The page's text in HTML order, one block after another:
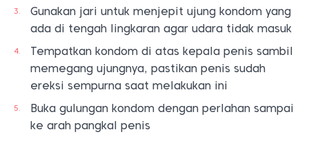
Gunakan jari untuk menjepit ujung kondom yang
ada di tengah lingkaran agar udara tidak masuk
Tempatkan kondom di atas kepala penis sambil
memegang ujungnya, pastikan penis sudah
ereksi sempurna saat melakukan ini
Buka gulungan kondom dengan perlahan sampai
ke arah pangkal penis